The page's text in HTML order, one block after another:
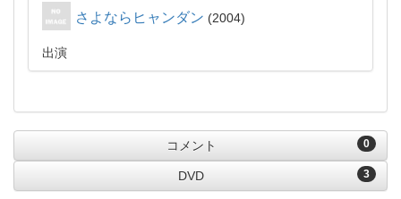
さよならヒャンダン 2004
出演
0
コメント
3
DVD